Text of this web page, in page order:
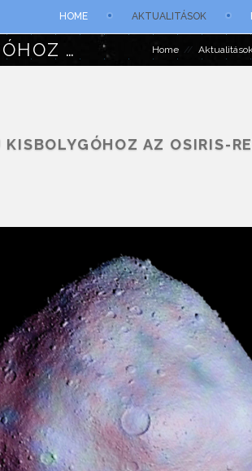
HOME AKTUALITÁSOK
HÉTFŐN ÉRKEZIK A BENNU KISBOLYGÓHOZ AZ OSIRIS-REX ŰRSZONDA! Home
AZ OSIRIS-